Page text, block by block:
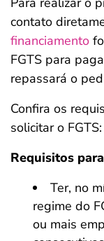
contato
financiamento
FGTS para
repassará o
Confira os
solicitar o FGTS:
Requisitos
Ter, no
regime do
ou mais